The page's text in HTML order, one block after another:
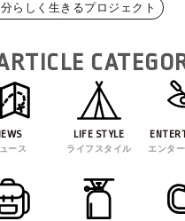
らしく生きるプロジェクト
ース
LIFE STYLE
ライフスタイル エンタ